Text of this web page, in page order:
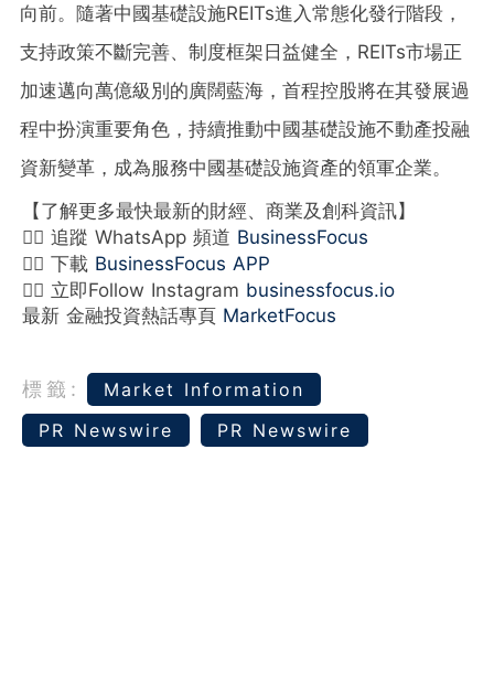
向前。隨著中國基礎設施REITs進入常態化發行階段，
支持政策不斷完善、制度框架日益健全，REITs市場正
加速邁向萬億級別的廣闊藍海，首程控股將在其發展過
程中扮演重要角色，持續推動中國基礎設施不動產投融
資新變革，成為服務中國基礎設施資產的領軍企業。
【了解更多最快最新的財經、商業及創科資訊】
👉🏻 追蹤 WhatsApp 頻道 BusinessFocus
👉🏻 下載 BusinessFocus APP
👉🏻 立即Follow Instagram businessfocus.io
最新 金融投資熱話專頁 MarketFocus
標籤:
Market Information
PR Newswire
PR Newswire